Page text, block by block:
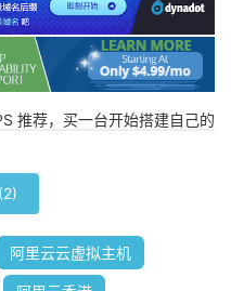
推荐，买一台开始搭建自己的
2)
阿里云云虚拟主机